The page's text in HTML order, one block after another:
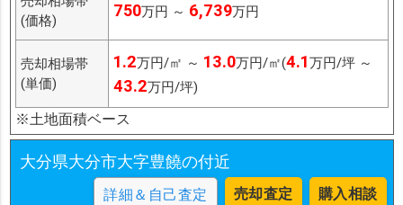
(価格)
750万円 ～ 6,739万円
売却相場帯
(単価)
1.2万円/㎡ ～ 13.0万円/㎡(4.1万円/坪 ～
43.2万円/坪)
※土地面積ベース
大分県大分市大字豊饒の付近
詳細＆自己査定 売却査定 購入相談